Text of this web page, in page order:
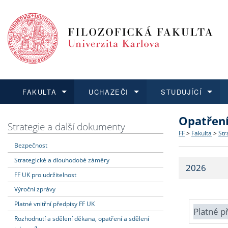
FAKULTA
Dozvědět se více
Struktura
Strategie
Fakultní
UCHAZEČI
Podat přihlášku
Co
Učitelské
STUDUJÍCÍ
Dozvědět se více
Dozvědět se více
O vědě a
Dozvědět se více
Aktuální
Strategie a další dokumenty
Bezpečnost
Strategické a dlouhodobé záměry
FF UK pro udržitelnost
Výroční zprávy
Platné vnitřní předpisy FF UK
Rozhodnutí a sdělení děkana, opatření a sdělení
FF > Fakulta >
2026
Platné